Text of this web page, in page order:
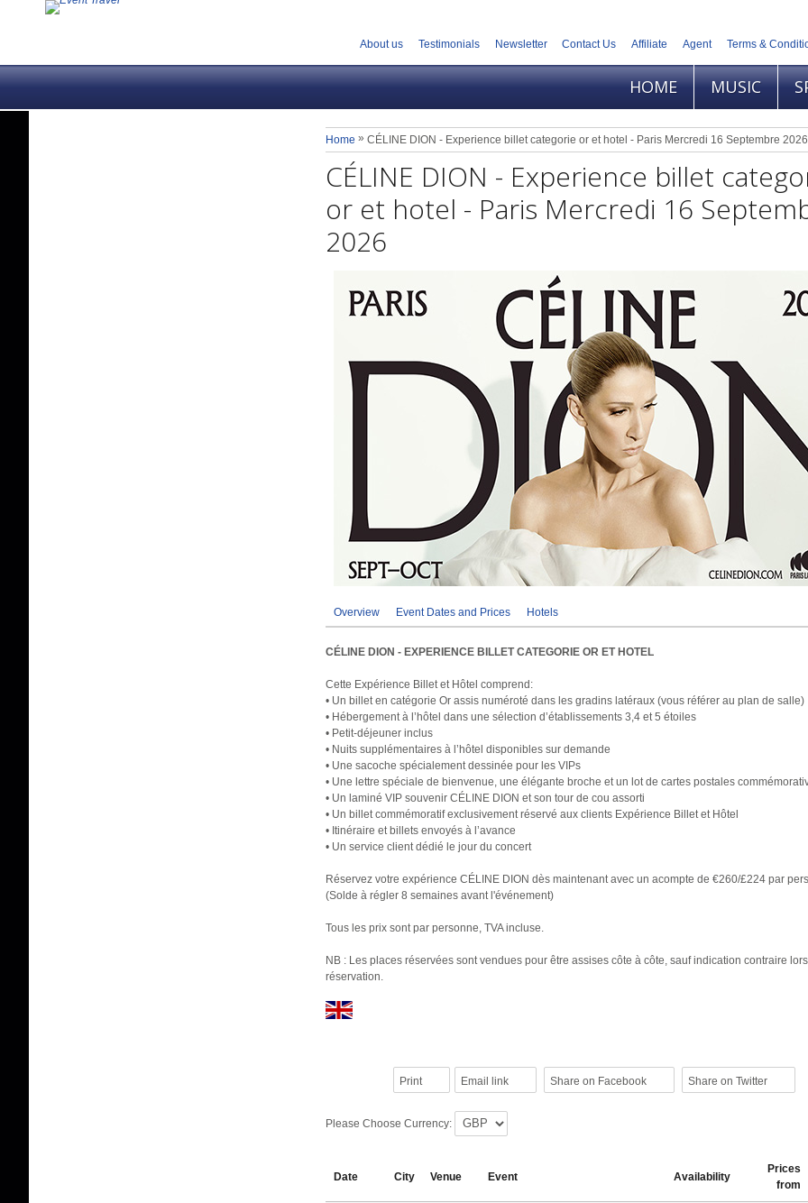
About us Testimonials Newsletter Contact Us Affiliate Agent Terms &
HOME MUSIC
Home » CÉLINE DION - Experience billet categorie or et hotel - Paris Mercredi 16 Septembre 2026
CÉLINE DION - Experience billet
or et hotel - Paris Mercredi 16
2026
Overview Event Dates and Prices Hotels
CÉLINE DION - EXPERIENCE BILLET CATEGORIE OR ET HOTEL
Cette Expérience Billet et Hôtel comprend:
• Un billet en catégorie Or assis numéroté dans les gradins latéraux (vous référer au plan de salle)
• Hébergement à l’hôtel dans une sélection d’établissements 3,4 et 5 étoiles
• Petit-déjeuner inclus
• Nuits supplémentaires à l’hôtel disponibles sur demande
• Une sacoche spécialement dessinée pour les VIPs
• Une lettre spéciale de bienvenue, une élégante broche et un lot de cartes postales
• Un laminé VIP souvenir CÉLINE DION et son tour de cou assorti
• Un billet commémoratif exclusivement réservé aux clients Expérience Billet et Hôtel
• Itinéraire et billets envoyés à l’avance
• Un service client dédié le jour du concert
Réservez votre expérience CÉLINE DION dès maintenant avec un acompte de €260/£224 par
(Solde à régler 8 semaines avant l'événement)
Tous les prix sont par personne, TVA incluse.
NB : Les places réservées sont vendues pour être assises côte à côte, sauf indication contraire
réservation.
Print Email link Share on Facebook Share on Twitter
Please Choose Currency:
Date City Venue Event Availability
Prices
from